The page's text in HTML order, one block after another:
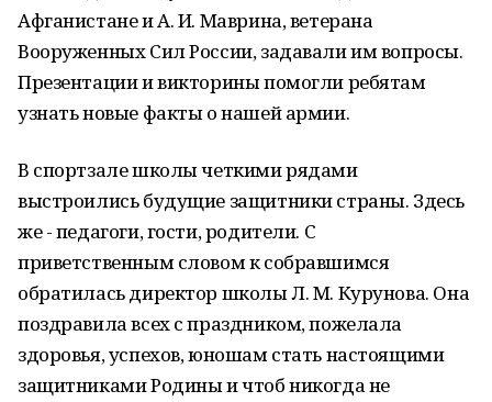
Афганистане и А. И. Маврина, ветерана
Вооруженных Сил России, задавали им вопросы.
Презентации и викторины помогли ребятам
узнать новые факты о нашей армии.
В спортзале школы четкими рядами
выстроились будущие защитники страны. Здесь
же - педагоги, гости, родители. С
приветственным словом к собравшимся
обратилась директор школы Л. М. Курунова. Она
поздравила всех с праздником, пожелала
здоровья, успехов, юношам стать настоящими
защитниками Родины и чтоб никогда не